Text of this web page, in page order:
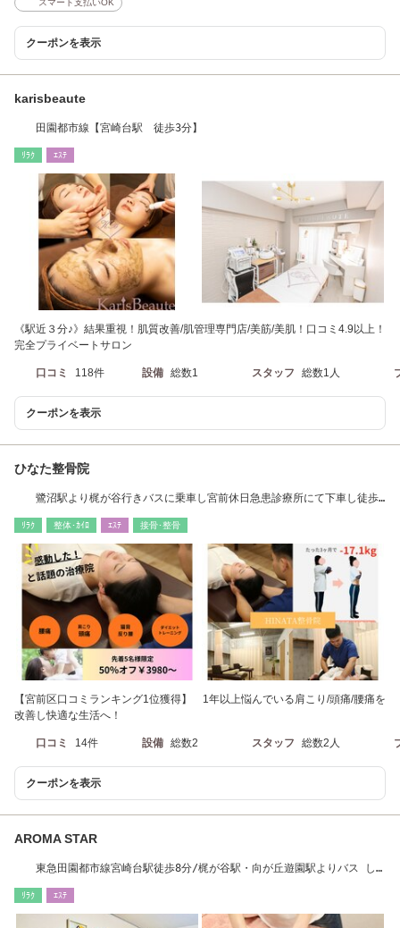
スマート支払いOK
クーポンを表示
karisbeaute
田園都市線【宮崎台駅 徒歩3分】
ﾘﾗｸ ｴｽﾃ
《駅近３分♪》結果重視！肌質改善/肌管理専門店/美筋/美肌！口コミ4.9以上！
完全プライベートサロン
口コミ 118件 設備 総数1 スタッフ 総数1人
クーポンを表示
ひなた整骨院
鷺沼駅より梶が谷行きバスに乗車し宮前休日急患診療所にて下車し徒歩3
ﾘﾗｸ 整体･ｶｲﾛ ｴｽﾃ 接骨･整骨
【宮前区口コミランキング1位獲得】 1年以上悩んでいる肩こり/頭痛/腰痛を
改善し快適な生活へ！
口コミ 14件 設備 総数2 スタッフ 総数2人
クーポンを表示
AROMA STAR
東急田園都市線宮崎台駅徒歩8分/梶が谷駅・向が丘遊園駅よりバス し
ﾘﾗｸ ｴｽﾃ